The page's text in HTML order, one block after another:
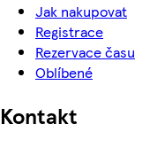
Jak nakupovat
Registrace
Rezervace času
Oblíbené
Kontakt